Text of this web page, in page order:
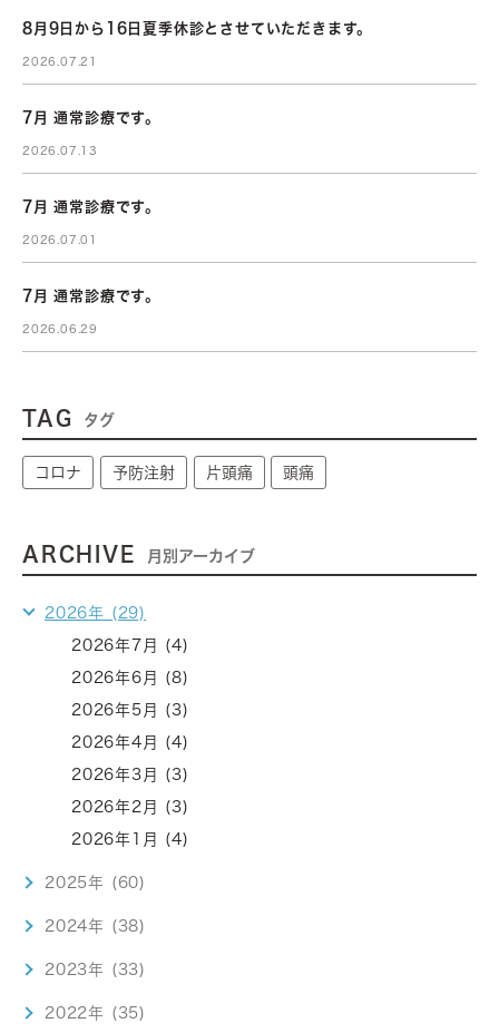
8月9日から16日夏季休診とさせていただきます。
2026.07.21
7月 通常診療です。
2026.07.13
7月 通常診療です。
2026.07.01
7月 通常診療です。
2026.06.29
TAG タグ
コロナ 予防注射 片頭痛 頭痛
ARCHIVE 月別アーカイブ
2026年 (29)
2026年7月 (4)
2026年6月 (8)
2026年5月 (3)
2026年4月 (4)
2026年3月 (3)
2026年2月 (3)
2026年1月 (4)
2025年 (60)
2024年 (38)
2023年 (33)
2022年 (35)